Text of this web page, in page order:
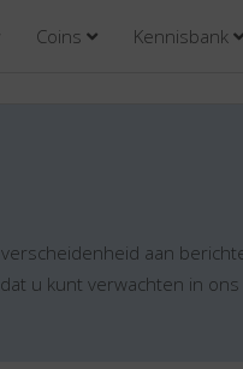
Coins Kennisbank
aan
u kunt verwachten in ons